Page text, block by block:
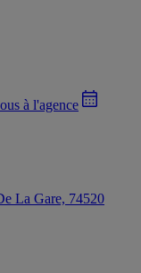
à l'agence
La Gare, 74520